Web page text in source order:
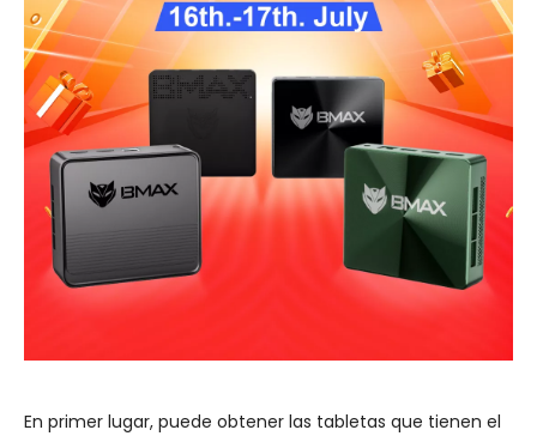
En primer lugar, puede obtener las tabletas que tienen el